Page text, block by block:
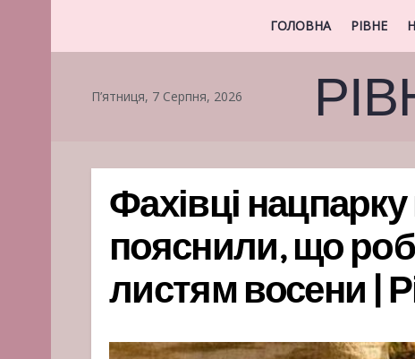
ГОЛОВНА РІВНЕ
П’ятниця, 7 Серпня, 2026
Фахівці
пояснили, що
листям восени |